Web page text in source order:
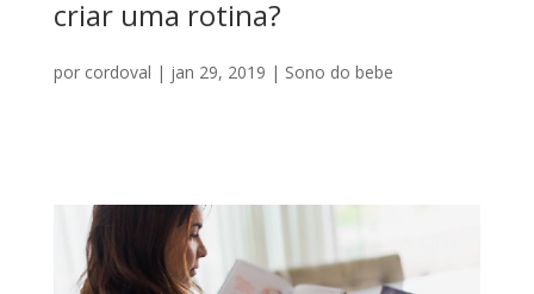
criar uma rotina?
por cordoval | jan 29, 2019 | Sono do bebe